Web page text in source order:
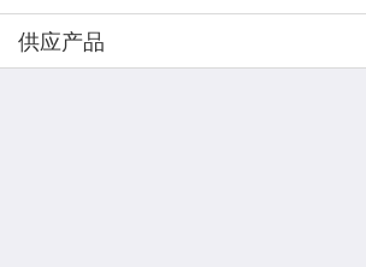
供应产品